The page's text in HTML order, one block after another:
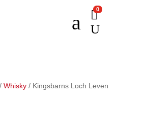
a 0
U
/ Whisky/ Kingsbarns Loch Leven